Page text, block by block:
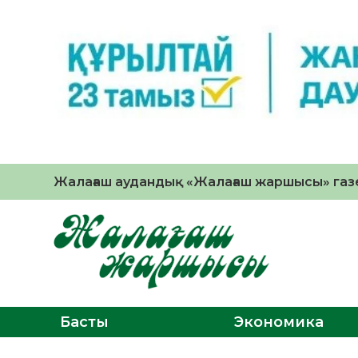
Жалағаш аудандық «Жалағаш жаршысы»
Басты Экономика